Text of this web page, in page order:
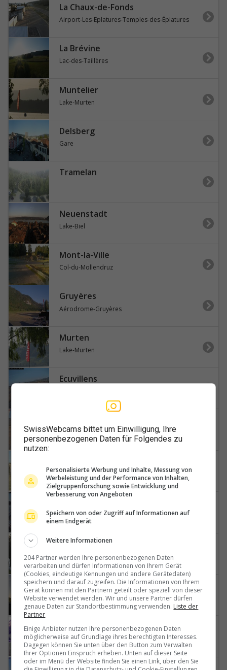
La Chaux-de-Fonds
Airport-Les-Eplatures-Temples-des-Éplatures
La Brévine
Lac-des-Taillères
Muntelier
Lake-Murten
Delsberg
Gare
Tramelan
Neuenstadt
Lake-Biel
Mont-la-Ville
Col-du-Mollendruz
Gruyères
Aérodrome-Gruyères
Murten
Lake-Murten
Ecuvillens
Airfield-Bressaucourt
Hangar-8
Plaffeien
Schwarzsee
Gruyères
Aérodrome-Gruyères
Jaun
Jaun-Gastlosen-Bergbahnen-AG
SwissWebcams bittet um Einwilligung, Ihre
personenbezogenen Daten für Folgendes zu
nutzen:
Personalisierte Werbung und Inhalte, Messung von
Werbeleistung und der Performance von Inhalten,
Zielgruppenforschung sowie Entwicklung und
Verbesserung von Angeboten
Speichern von oder Zugriff auf Informationen auf
einem Endgerät
Weitere Informationen
204 Partner werden Ihre personenbezogenen Daten
verarbeiten und dürfen Informationen von Ihrem Gerät
(Cookies, eindeutige Kennungen und andere Gerätedaten)
speichern und darauf zugreifen. Die Informationen von Ihrem
Gerät können mit den Partnern geteilt oder speziell von dieser
Website verwendet werden. Wir und unsere Partner dürfen
genaue Daten zur Standortbestimmung verwenden. Liste der
Partner
Einige Anbieter nutzen Ihre personenbezogenen Daten
möglicherweise auf Grundlage ihres berechtigten Interesses.
Dagegen können Sie unten über den Button zum Verwalten
Ihrer Optionen Einspruch erheben. Unten auf dieser Seite
oder im Menü der Website finden Sie einen Link, über den Sie